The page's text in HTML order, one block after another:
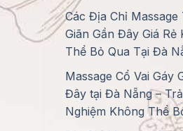
Các Địa Chỉ Massage
Giãn Gần Đây Giá Rẻ
Thể Bỏ Qua Tại Đà
Massage Cổ Vai Gáy
Đây tại Đà Nẵng –
Nghiệm Không Thể